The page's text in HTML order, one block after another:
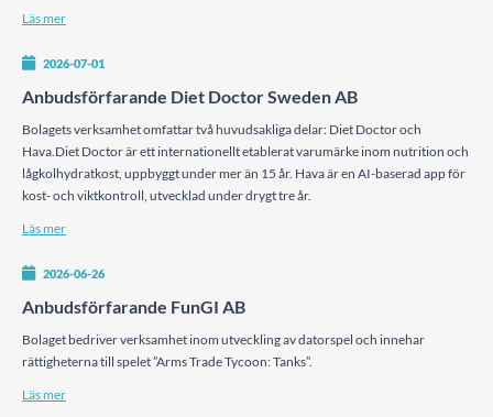
Läs mer
2026-07-01
Anbudsförfarande Diet Doctor Sweden AB
Bolagets verksamhet omfattar två huvudsakliga delar: Diet Doctor och
Hava.Diet Doctor är ett internationellt etablerat varumärke inom nutrition och
lågkolhydratkost, uppbyggt under mer än 15 år. Hava är en AI-baserad app för
kost- och viktkontroll, utvecklad under drygt tre år.
Läs mer
2026-06-26
Anbudsförfarande FunGI AB
Bolaget bedriver verksamhet inom utveckling av datorspel och innehar
rättigheterna till spelet ”Arms Trade Tycoon: Tanks”.
Läs mer